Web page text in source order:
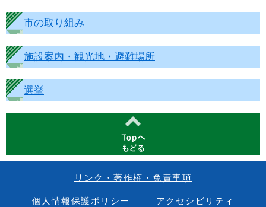
市の取り組み
施設案内・観光地・避難場所
選挙
リンク・著作権・免責事項
個人情報保護ポリシー アクセシビリティ